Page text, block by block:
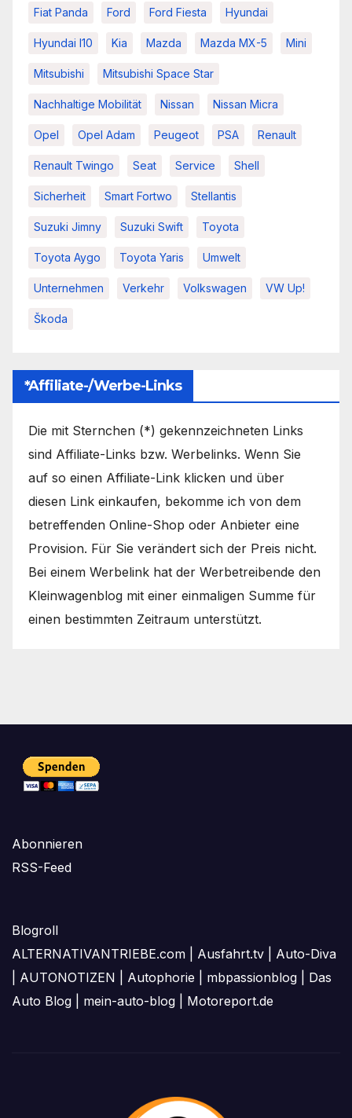
Fiat Panda Ford Ford Fiesta Hyundai
Hyundai I10 Kia Mazda Mazda MX-5 Mini
Mitsubishi Mitsubishi Space Star
Nachhaltige Mobilität Nissan Nissan Micra
Opel Opel Adam Peugeot PSA Renault
Renault Twingo Seat Service Shell
Sicherheit Smart Fortwo Stellantis
Suzuki Jimny Suzuki Swift Toyota
Toyota Aygo Toyota Yaris Umwelt
Unternehmen Verkehr Volkswagen VW Up!
Škoda
*Affiliate-/Werbe-Links
Die mit Sternchen (*) gekennzeichneten Links
sind Affiliate-Links bzw. Werbelinks. Wenn Sie
auf so einen Affiliate-Link klicken und über
diesen Link einkaufen, bekomme ich von dem
betreffenden Online-Shop oder Anbieter eine
Provision. Für Sie verändert sich der Preis nicht.
Bei einem Werbelink hat der Werbetreibende den
Kleinwagenblog mit einer einmaligen Summe für
einen bestimmten Zeitraum unterstützt.
Abonnieren
RSS-Feed
Blogroll
ALTERNATIVANTRIEBE.com
Ausfahrt.tv
Auto-Diva
AUTONOTIZEN Autophorie mbpassionblog
Das
Auto Blog
mein-auto-blog Motoreport.de